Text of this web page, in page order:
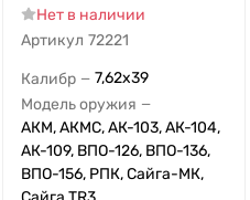
Нет в наличии
Артикул 72221
Калибр — 7,62x39
Модель оружия —
АКМ, АКМС, АК-103, АК-104,
АК-109, ВПО-126, ВПО-136,
ВПО-156, РПК, Сайга-МК,